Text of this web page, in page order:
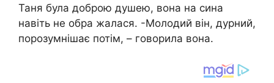
Таня була доброю душею, вона на сина
навіть не обра жалася. -Молодий він, дурний,
порозумнішає потім, – говорила вона.